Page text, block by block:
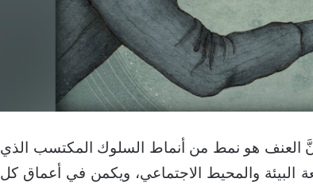
أنَّ العنف هو نمط من أنماط السلوك المكتسب الذي
البيئة والمحيط الاجتماعي، ويكمن في أعماق كل